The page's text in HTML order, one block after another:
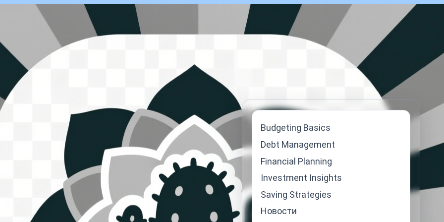
Budgeting Basics
Debt Management
Financial Planning
Investment Insights
Saving Strategies
Новости